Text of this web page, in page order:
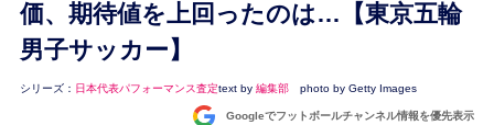
UEFA
ナショナルチーム
高校サッカー
価、期待値を上回ったのは…【東京五輪
男子サッカー】
シリーズ： 日本代表パフォーマンス査定text by 編集部 photo by Getty Images
Googleでフットボールチャンネル情報を優先表示